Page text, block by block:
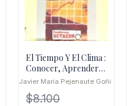
El Tiempo Y El Clima :
Conocer, Aprender Y
Trabajar
Javier Maria Pejenaute Goñi
$8.100